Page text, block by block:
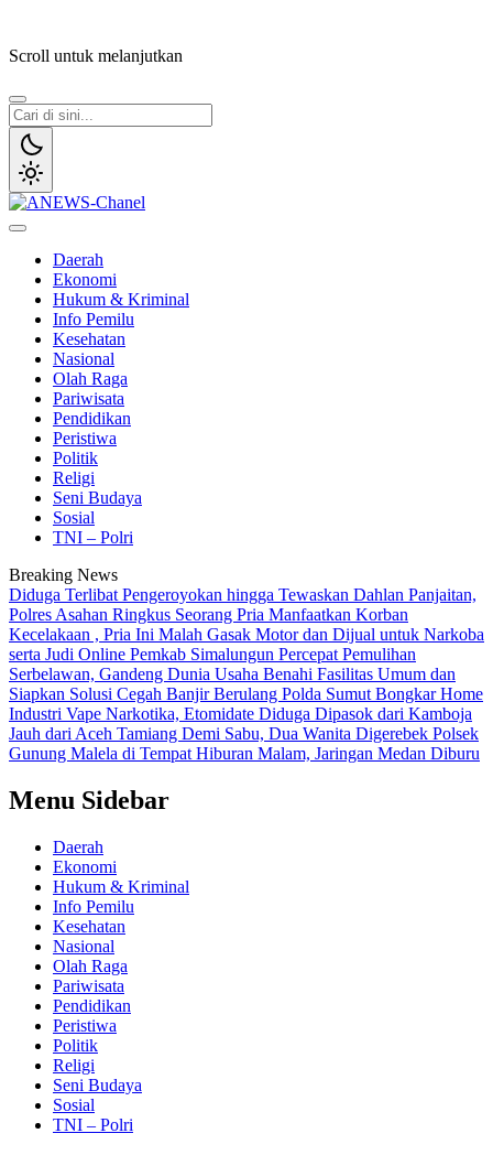
konten
Scroll untuk melanjutkan
Daerah
Ekonomi
Hukum & Kriminal
Info Pemilu
Kesehatan
Nasional
Olah Raga
Pariwisata
Pendidikan
Peristiwa
Politik
Religi
Seni Budaya
Sosial
TNI – Polri
Breaking News
Diduga Terlibat Pengeroyokan hingga Tewaskan Dahlan Panjaitan,
Polres Asahan Ringkus Seorang Pria Manfaatkan Korban
Kecelakaan , Pria Ini Malah Gasak Motor dan Dijual untuk Narkoba
serta Judi Online Pemkab Simalungun Percepat Pemulihan
Serbelawan, Gandeng Dunia Usaha Benahi Fasilitas Umum dan
Siapkan Solusi Cegah Banjir Berulang Polda Sumut Bongkar Home
Industri Vape Narkotika, Etomidate Diduga Dipasok dari Kamboja
Jauh dari Aceh Tamiang Demi Sabu, Dua Wanita Digerebek Polsek
Gunung Malela di Tempat Hiburan Malam, Jaringan Medan Diburu
Menu Sidebar
Daerah
Ekonomi
Hukum & Kriminal
Info Pemilu
Kesehatan
Nasional
Olah Raga
Pariwisata
Pendidikan
Peristiwa
Politik
Religi
Seni Budaya
Sosial
TNI – Polri